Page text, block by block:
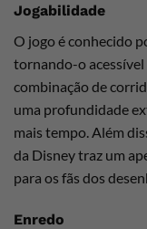
Jogabilidade
O jogo é conhecido
tornando-o acessível
combinação de
uma profundidade
mais tempo. Além
da Disney traz um
para os fãs dos
Enredo